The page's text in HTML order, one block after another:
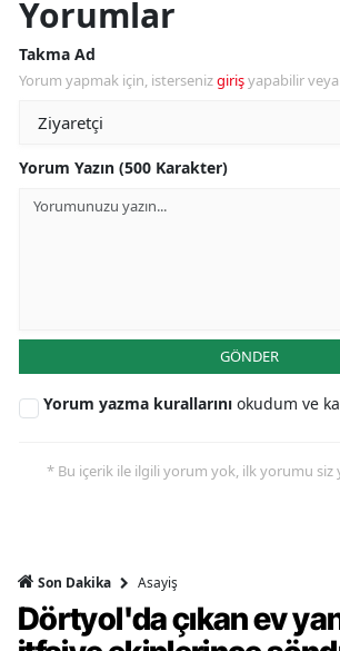
Yorumlar
Takma Ad
Yorum yapmak için, istersenizgirişyapabilir veya
Yorum Yazın (500 Karakter)
GÖNDER
Yorum yazma kurallarını okudum ve
* Bu içerik ile ilgili yorum yok, ilk yorumu siz
Son Dakika Asayiş
Dörtyol'da çıkan ev